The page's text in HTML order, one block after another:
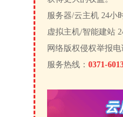
服务器/云主机 24小
虚拟主机/智能建站
网络版权侵权举报电
服务热线： 0371-